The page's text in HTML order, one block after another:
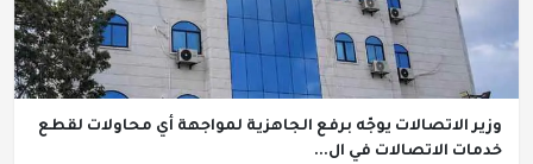
وزير الاتصالات يوجّه برفع الجاهزية لمواجهة أي محاولات لقطع
خدمات الاتصالات في ال...